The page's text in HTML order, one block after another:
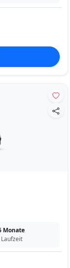
Monate
Laufzeit